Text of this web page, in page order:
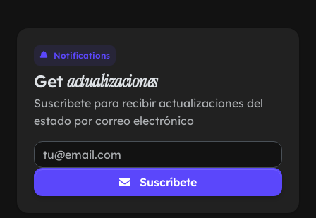
Notifications
Getactualizaciones
Suscríbete para recibir actualizaciones del
estado por correo electrónico
Suscríbete